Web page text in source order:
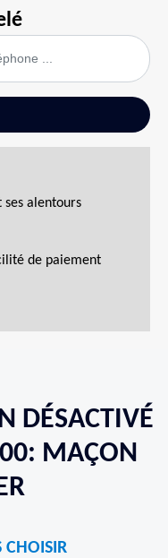
ses alentours
de paiement
DÉSACTIVÉ
MAÇON